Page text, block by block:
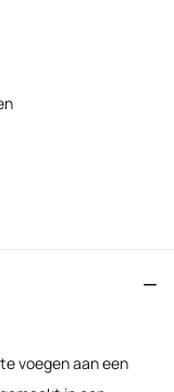
voegen aan een